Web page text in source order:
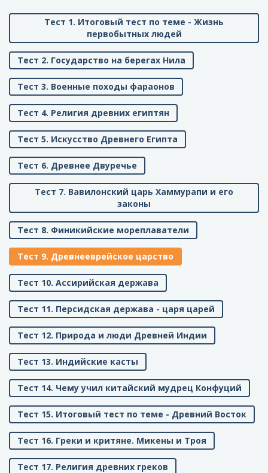
Тест 1. Итоговый тест по теме - Жизнь
первобытных людей
Тест 2. Государство на берегах Нила
Тест 3. Военные походы фараонов
Тест 4. Религия древних египтян
Тест 5. Искусство Древнего Египта
Тест 6. Древнее Двуречье
Тест 7. Вавилонский царь Хаммурапи и его
законы
Тест 8. Финикийские мореплаватели
Тест 9. Древнееврейское царство
Тест 10. Ассирийская держава
Тест 11. Персидская держава - царя царей
Тест 12. Природа и люди Древней Индии
Тест 13. Индийские касты
Тест 14. Чему учил китайский мудрец Конфуций
Тест 15. Итоговый тест по теме - Древний Восток
Тест 16. Греки и критяне. Микены и Троя
Тест 17. Религия древних греков